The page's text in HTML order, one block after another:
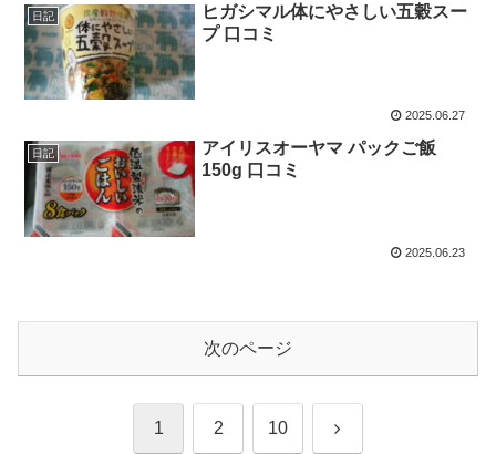
日記
ヒガシマル体にやさしい五穀スー
プ 口コミ
2025.06.27
日記
アイリスオーヤマ パックご飯
150g 口コミ
2025.06.23
次のページ
1 2 10 次